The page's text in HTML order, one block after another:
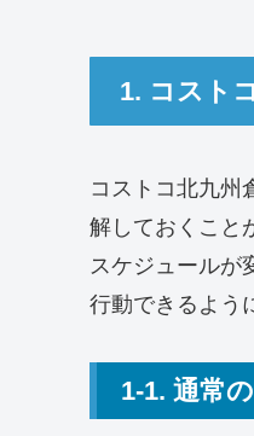
1. コスト
コストコ北九州
解しておくこと
スケジュールが
行動できるよう
1-1. 通常